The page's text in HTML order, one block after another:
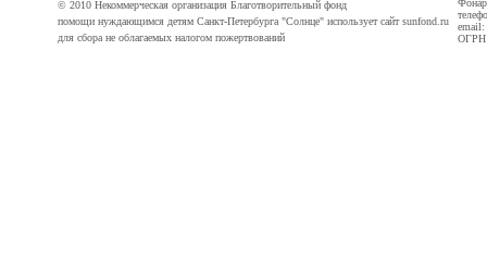
© 2010 Некоммерческая организация Благотворительный фонд
помощи нуждающимся детям Санкт-Петербурга "Солнце" использует сайт sunfond.ru
для сбора не облагаемых налогом пожертвований
email:
ОГРН